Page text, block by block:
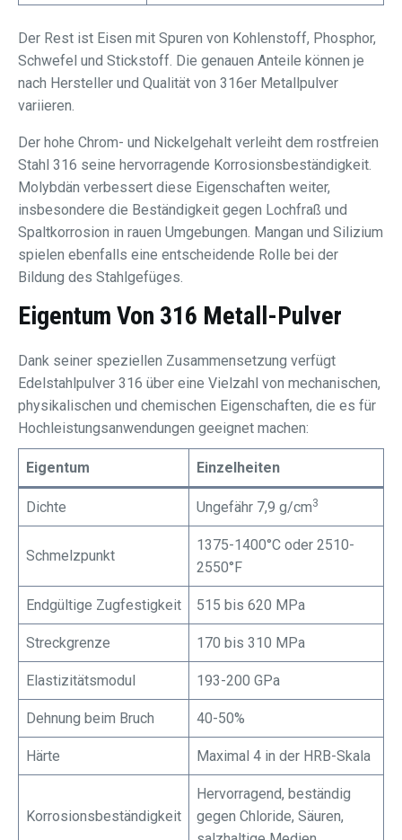
Der Rest ist Eisen mit Spuren von Kohlenstoff, Phosphor,
Schwefel und Stickstoff. Die genauen Anteile können je
nach Hersteller und Qualität von 316er Metallpulver
variieren.
Der hohe Chrom- und Nickelgehalt verleiht dem rostfreien
Stahl 316 seine hervorragende Korrosionsbeständigkeit.
Molybdän verbessert diese Eigenschaften weiter,
insbesondere die Beständigkeit gegen Lochfraß und
Spaltkorrosion in rauen Umgebungen. Mangan und Silizium
spielen ebenfalls eine entscheidende Rolle bei der
Bildung des Stahlgefüges.
Eigentum Von 316 Metall-Pulver
Dank seiner speziellen Zusammensetzung verfügt
Edelstahlpulver 316 über eine Vielzahl von mechanischen,
physikalischen und chemischen Eigenschaften, die es für
Hochleistungsanwendungen geeignet machen:
Eigentum Einzelheiten
Dichte Ungefähr 7,9 g/cm3
Schmelzpunkt
1375-1400°C oder 2510-
2550°F
Endgültige Zugfestigkeit 515 bis 620 MPa
Streckgrenze 170 bis 310 MPa
Elastizitätsmodul 193-200 GPa
Dehnung beim Bruch 40-50%
Härte Maximal 4 in der HRB-Skala
Korrosionsbeständigkeit
Hervorragend, beständig
gegen Chloride, Säuren,